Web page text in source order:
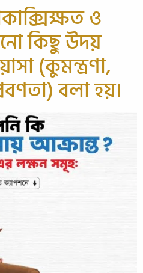
ও
কিছু উদয়
(কুমন্ত্রণা,
বলা হয়।